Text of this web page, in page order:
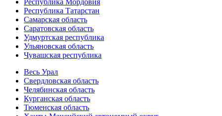
Республика Мордовия
Республика Татарстан
Самарская область
Саратовская область
Удмуртская республика
Ульяновская область
Чувашская республика
Весь Урал
Свердловская область
Челябинская область
Курганская область
Тюменская область